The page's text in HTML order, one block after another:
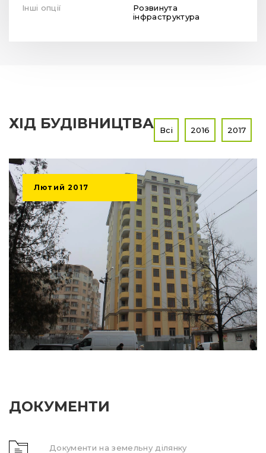
Інші опції
Розвинута
інфраструктура
ХІД БУДІВНИЦТВА Всі 2016 2017
Лютий 2017
ДОКУМЕНТИ
Документи на земельну ділянку